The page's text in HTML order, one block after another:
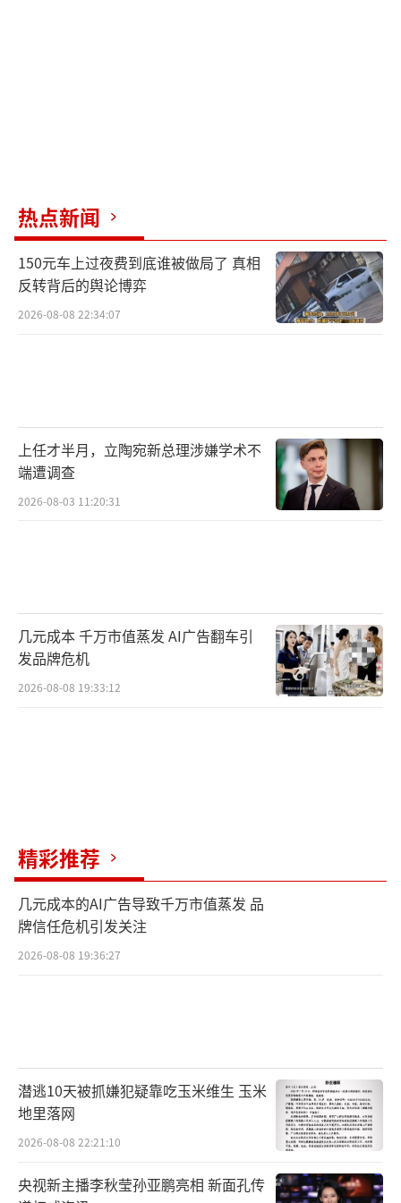
预约回母校拍摄婚纱照。一位校友留言
道：“当年吃饭的食堂还在，澡堂还热着，校
园还愿意欢迎你回来，这就足够了。”（责任编
辑：0882）
热点新闻
150元车上过夜费到底谁被做局了 真相
反转背后的舆论博弈
2026-08-08 22:34:07
上任才半月，立陶宛新总理涉嫌学术不
端遭调查
2026-08-03 11:20:31
几元成本 千万市值蒸发 AI广告翻车引
发品牌危机
2026-08-08 19:33:12
精彩推荐
几元成本的AI广告导致千万市值蒸发 品
牌信任危机引发关注
2026-08-08 19:36:27
潜逃10天被抓嫌犯疑靠吃玉米维生 玉米
地里落网
2026-08-08 22:21:10
央视新主播李秋莹孙亚鹏亮相 新面孔传